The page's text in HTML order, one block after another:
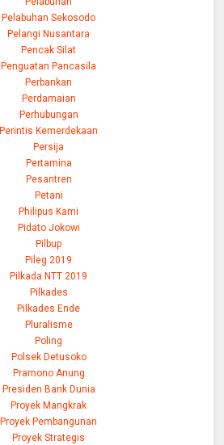
Pelabuhan Sekosodo
Pelangi Nusantara
Pencak Silat
Penguatan Pancasila
Perbankan
Perdamaian
Perhubungan
Perintis Kemerdekaan
Persija
Pertamina
Pesantren
Petani
Philipus Kami
Pidato Jokowi
Pilbup
Pileg 2019
Pilkada NTT 2019
Pilkades
Pilkades Ende
Pluralisme
Poling
Polsek Detusoko
Pramono Anung
Presiden Bank Dunia
Proyek Mangkrak
Proyek Pembangunan
Proyek Strategis